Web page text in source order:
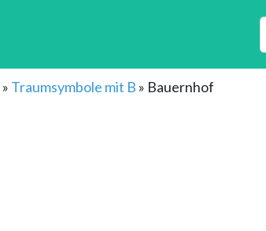
» Traumsymbole mit B » Bauernhof